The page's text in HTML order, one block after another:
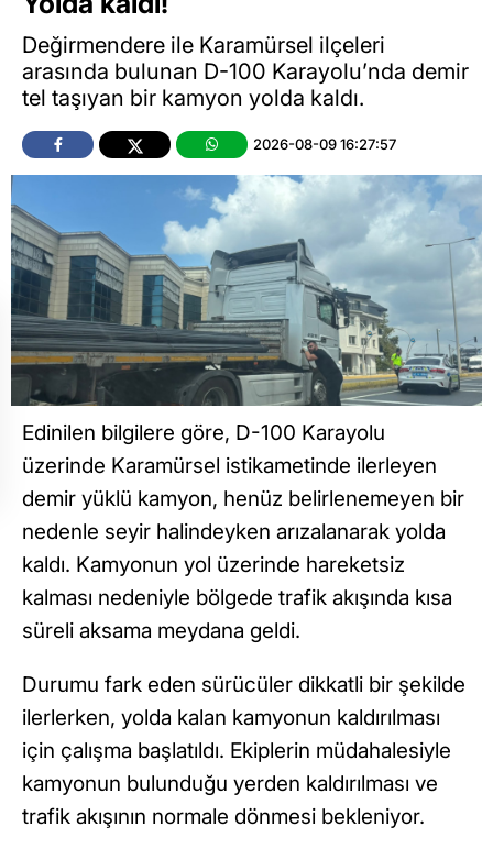
Değirmendere ile Karamürsel ilçeleri
arasında bulunan D-100 Karayolu’nda demir
tel taşıyan bir kamyon yolda kaldı.
2026-08-09 16:27:57
Edinilen bilgilere göre, D-100 Karayolu
üzerinde Karamürsel istikametinde ilerleyen
demir yüklü kamyon, henüz belirlenemeyen bir
nedenle seyir halindeyken arızalanarak yolda
kaldı. Kamyonun yol üzerinde hareketsiz
kalması nedeniyle bölgede trafik akışında kısa
süreli aksama meydana geldi.
Durumu fark eden sürücüler dikkatli bir şekilde
ilerlerken, yolda kalan kamyonun kaldırılması
için çalışma başlatıldı. Ekiplerin müdahalesiyle
kamyonun bulunduğu yerden kaldırılması ve
trafik akışının normale dönmesi bekleniyor.